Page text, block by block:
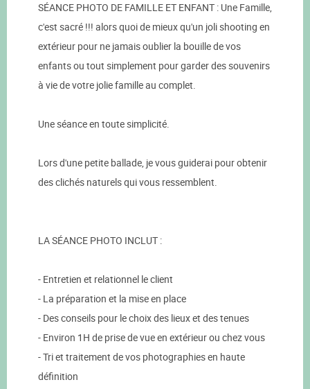
SÉANCE PHOTO DE FAMILLE ET ENFANT : Une Famille,
c'est sacré !!! alors quoi de mieux qu'un joli shooting en
extérieur pour ne jamais oublier la bouille de vos
enfants ou tout simplement pour garder des souvenirs
à vie de votre jolie famille au complet.
Une séance en toute simplicité.
Lors d'une petite ballade, je vous guiderai pour obtenir
des clichés naturels qui vous ressemblent.
LA SÉANCE PHOTO INCLUT :
- Entretien et relationnel le client
- La préparation et la mise en place
- Des conseils pour le choix des lieux et des tenues
- Environ 1H de prise de vue en extérieur ou chez vous
- Tri et traitement de vos photographies en haute
définition